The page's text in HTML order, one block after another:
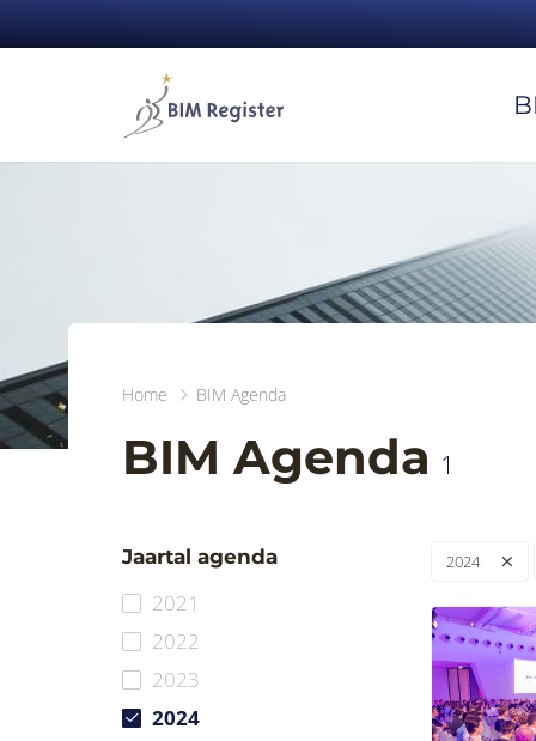
Home BIM Agenda
BIM Agenda 1
Jaartal agenda
2021
2022
2023
2024
2024